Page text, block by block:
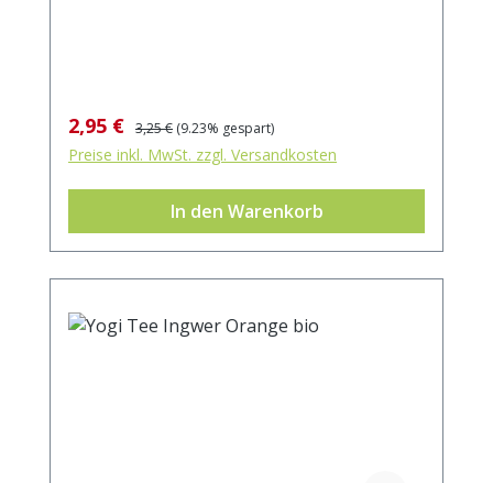
Nelken*. Die mit * gekennzeichneten
Zutaten stammen aus kontrolliert
ökologischem Anbau.
Verkaufspreis:
2,95 € Regulärer Preis:
3,25 € (9.23% gespart)
Preise inkl. MwSt. zzgl. Versandkosten
In den Warenkorb